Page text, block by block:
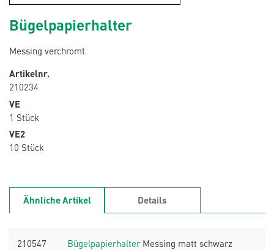
Bügelpapierhalter
Messing verchromt
Artikelnr.
210234
VE
1 Stück
VE2
10 Stück
Ähnliche Artikel Details
210547 Bügelpapierhalter Messing matt schwarz